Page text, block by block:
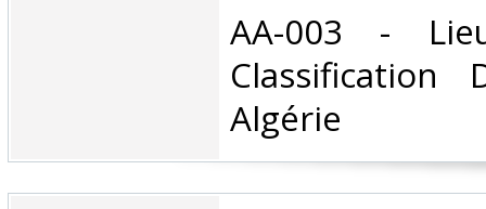
‎AA-003 -
Classification
Algérie‎